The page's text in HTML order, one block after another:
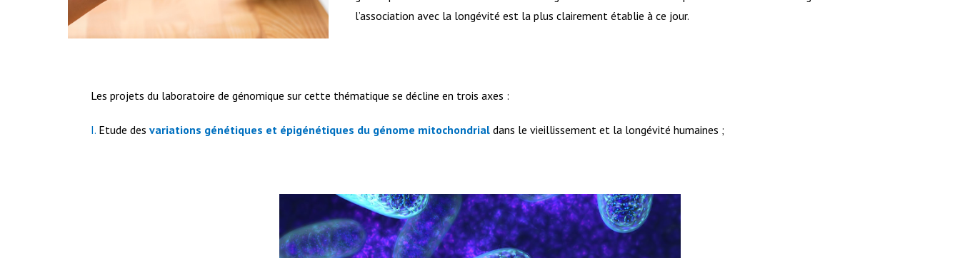
l’association avec la longévité est la plus clairement établie à ce jour.
Les projets du laboratoire de génomique sur cette thématique se décline en trois axes :
I. Etude des variations génétiques et épigénétiques du génome mitochondrialdans le vieillissement et la longévité humaines ;